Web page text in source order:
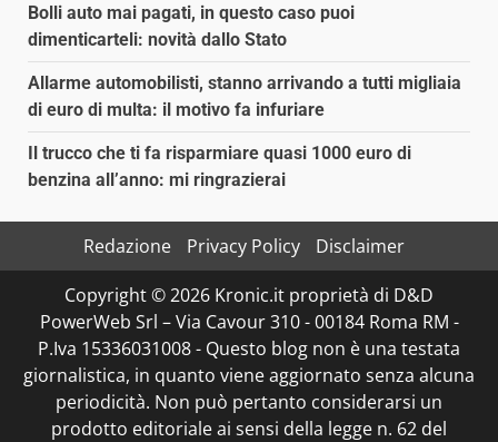
Bolli auto mai pagati, in questo caso puoi
dimenticarteli: novità dallo Stato
Allarme automobilisti, stanno arrivando a tutti migliaia
di euro di multa: il motivo fa infuriare
Il trucco che ti fa risparmiare quasi 1000 euro di
benzina all’anno: mi ringrazierai
Redazione Privacy Policy
Disclaimer
Copyright © 2026 Kronic.it proprietà di D&D
PowerWeb Srl – Via Cavour 310 - 00184 Roma RM -
P.Iva 15336031008 - Questo blog non è una testata
giornalistica, in quanto viene aggiornato senza alcuna
periodicità. Non può pertanto considerarsi un
prodotto editoriale ai sensi della legge n. 62 del